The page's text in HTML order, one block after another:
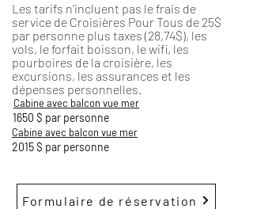
Les tarifs n'incluent pas le frais de
service de Croisières Pour Tous de 25$
par personne plus taxes (28,74$), les
vols, le forfait boisson, le wifi, les
pourboires de la croisière, les
excursions, les assurances et les
dépenses personnelles.
Cabine avec balcon vue mer
1650 $ par personne
Cabine avec balcon vue mer
2015 $ par personne
Formulaire de réservation